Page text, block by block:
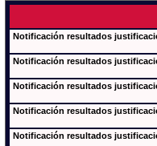
Notificación resultados
Notificación resultados
Notificación resultados
Notificación resultados
Notificación resultados